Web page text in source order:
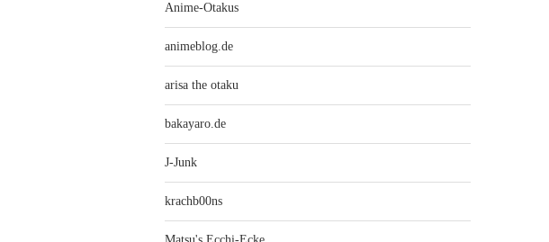
Anime-Otakus
animeblog.de
arisa the otaku
bakayaro.de
J-Junk
krachb00ns